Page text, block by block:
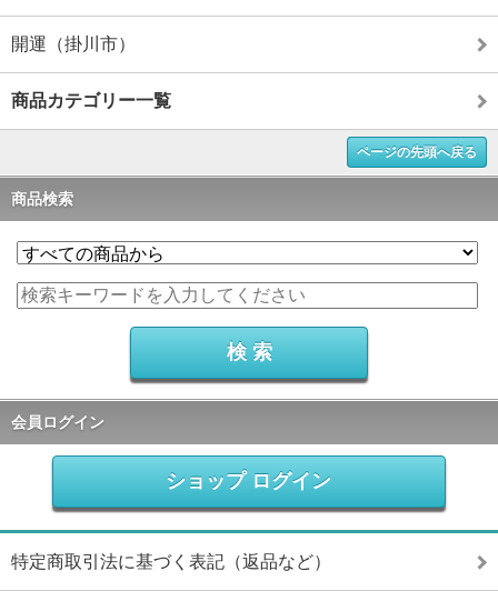
開運（掛川市）
商品カテゴリー一覧
ページの先頭へ戻る
商品検索
会員ログイン
ショップ ログイン
特定商取引法に基づく表記（返品など）